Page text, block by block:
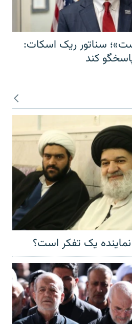
سناتور ریک اسکات:
کند
نماینده یک تفکر است؟